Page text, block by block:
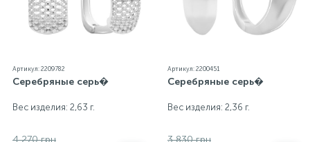
Артикул: 2209782
Серебряные серь�
Вес изделия: 2,63 г.
Артикул: 2200451
Серебряные серь�
Вес изделия: 2,36 г.